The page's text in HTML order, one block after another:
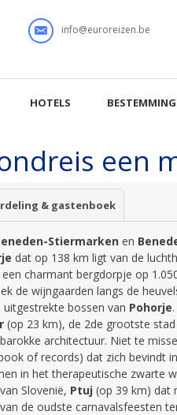
een
& gastenboek
Stiermarkenen
dat op 138 km ligt van de
charmant bergdorpje op
de wijngaarden langs de
bossen van Pohorje
(op 23 km), de 2de grootste
architectuur. Niet te
of records) dat zich bevindt
in het therapeutische zwarte
Slovenië, Ptuj(op 39 km) dat
de oudste carnavalsfeesten